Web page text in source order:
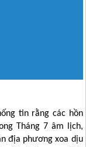
tin rằng các hồn
Tháng 7 âm lịch,
địa phương xoa dịu